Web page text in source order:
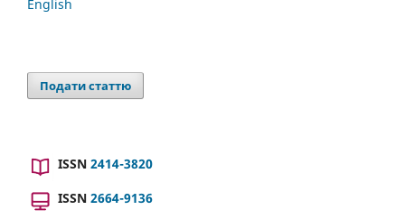
English
Подати статтю
ISSN 2414-3820
ISSN 2664-9136